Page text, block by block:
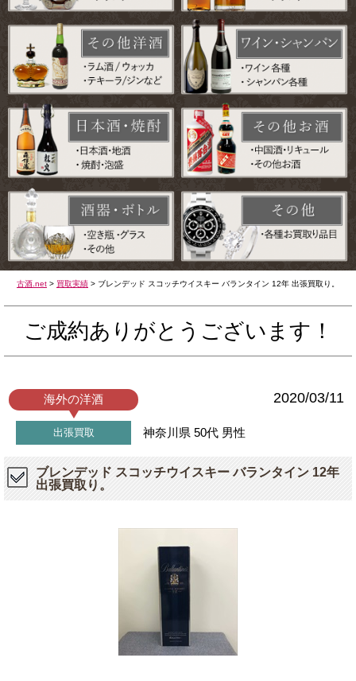
古酒.net > 買取実績 > ブレンデッド スコッチウイスキー バランタイン 12年 出張買取り。
ご成約ありがとうございます！
海外の洋酒 2020/03/11
出張買取 神奈川県 50代 男性
ブレンデッド スコッチウイスキー バランタイン 12年
出張買取り。